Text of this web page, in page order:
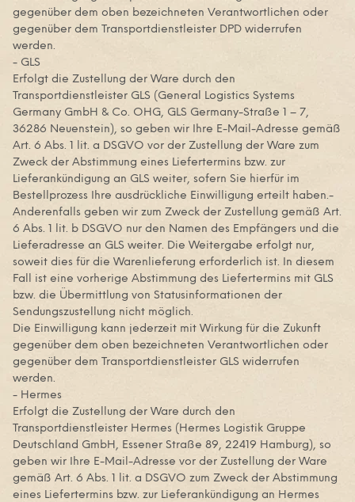
gegenüber dem oben bezeichneten Verantwortlichen oder
gegenüber dem Transportdienstleister DPD widerrufen
werden.
- GLS
Erfolgt die Zustellung der Ware durch den
Transportdienstleister GLS (General Logistics Systems
Germany GmbH & Co. OHG, GLS Germany-Straße 1 – 7,
36286 Neuenstein), so geben wir Ihre E-Mail-Adresse gemäß
Art. 6 Abs. 1 lit. a DSGVO vor der Zustellung der Ware zum
Zweck der Abstimmung eines Liefertermins bzw. zur
Lieferankündigung an GLS weiter, sofern Sie hierfür im
Bestellprozess Ihre ausdrückliche Einwilligung erteilt haben.-
Anderenfalls geben wir zum Zweck der Zustellung gemäß Art.
6 Abs. 1 lit. b DSGVO nur den Namen des Empfängers und die
Lieferadresse an GLS weiter. Die Weitergabe erfolgt nur,
soweit dies für die Warenlieferung erforderlich ist. In diesem
Fall ist eine vorherige Abstimmung des Liefertermins mit GLS
bzw. die Übermittlung von Statusinformationen der
Sendungszustellung nicht möglich.
Die Einwilligung kann jederzeit mit Wirkung für die Zukunft
gegenüber dem oben bezeichneten Verantwortlichen oder
gegenüber dem Transportdienstleister GLS widerrufen
werden.
- Hermes
Erfolgt die Zustellung der Ware durch den
Transportdienstleister Hermes (Hermes Logistik Gruppe
Deutschland GmbH, Essener Straße 89, 22419 Hamburg), so
geben wir Ihre E-Mail-Adresse vor der Zustellung der Ware
gemäß Art. 6 Abs. 1 lit. a DSGVO zum Zweck der Abstimmung
eines Liefertermins bzw. zur Lieferankündigung an Hermes